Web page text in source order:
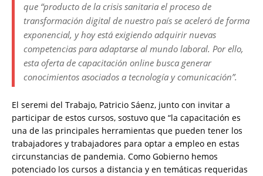
que “producto de la crisis sanitaria el proceso de
transformación digital de nuestro país se aceleró de forma
exponencial, y hoy está exigiendo adquirir nuevas
competencias para adaptarse al mundo laboral. Por ello,
esta oferta de capacitación online busca generar
conocimientos asociados a tecnología y comunicación”.
El seremi del Trabajo, Patricio Sáenz, junto con invitar a
participar de estos cursos, sostuvo que “la capacitación es
una de las principales herramientas que pueden tener los
trabajadores y trabajadores para optar a empleo en estas
circunstancias de pandemia. Como Gobierno hemos
potenciado los cursos a distancia y en temáticas requeridas